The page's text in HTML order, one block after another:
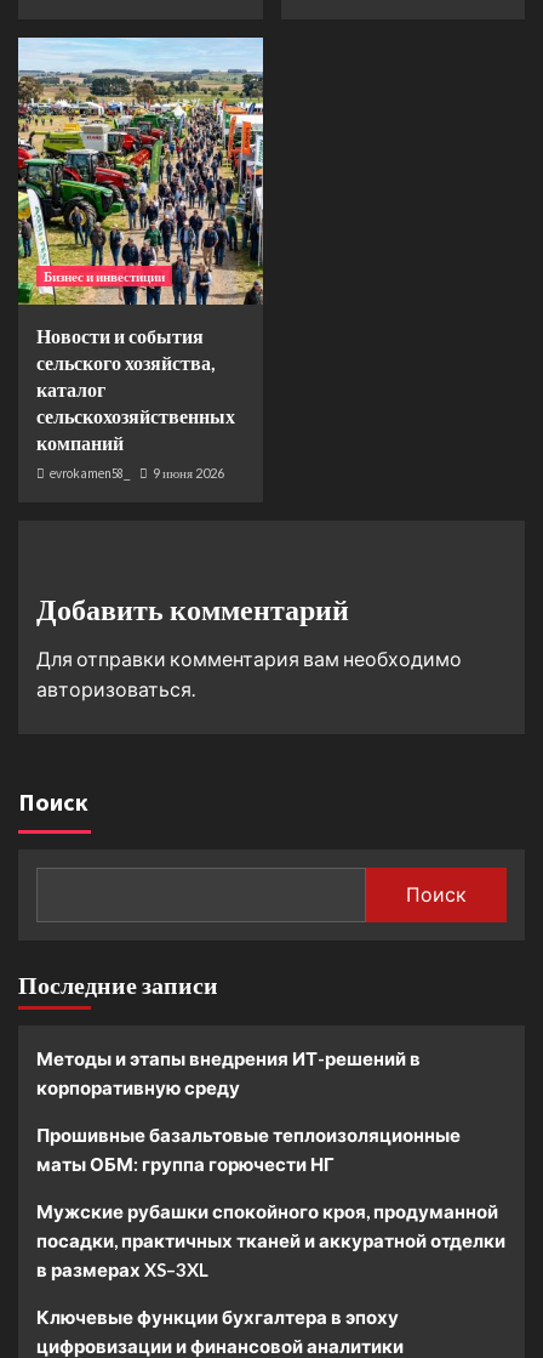
Бизнес и инвестиции
Новости и события
сельского хозяйства,
каталог
сельскохозяйственных
компаний
evrokamen58_ 9 июня 2026
Добавить комментарий
Для отправки комментария вам необходимо
авторизоваться
Поиск
Поиск
Последние записи
Методы и этапы внедрения ИТ-решений в
корпоративную среду
Прошивные базальтовые теплоизоляционные
маты ОБМ: группа горючести НГ
Мужские рубашки спокойного кроя, продуманной
посадки, практичных тканей и аккуратной отделки
в размерах XS–3XL
Ключевые функции бухгалтера в эпоху
цифровизации и финансовой аналитики